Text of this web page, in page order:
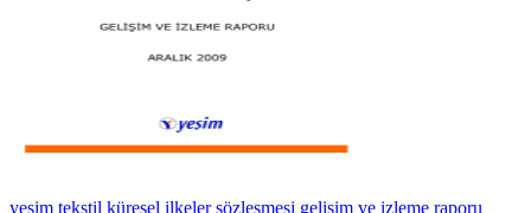
yeşim tekstil küresel ilkeler sözleşmesi gelişim ve izleme raporu